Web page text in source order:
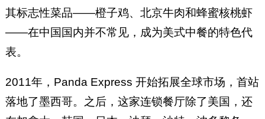
其标志性菜品——橙子鸡、北京牛肉和蜂蜜核桃虾
——在中国国内并不常见，成为美式中餐的特色代
表。
2011年，Panda Express 开始拓展全球市场，首站
落地了墨西哥。之后，这家连锁餐厅除了美国，还